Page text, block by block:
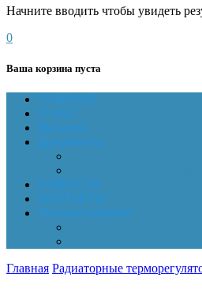
Начните вводить чтобы увидеть
0
Ваша корзина пуста
ГЛАВНАЯ
О НАС
Магазин
Документы
НОВОСТИ
КОНТАКТЫ
Личный кабинет
Главная Радиаторные